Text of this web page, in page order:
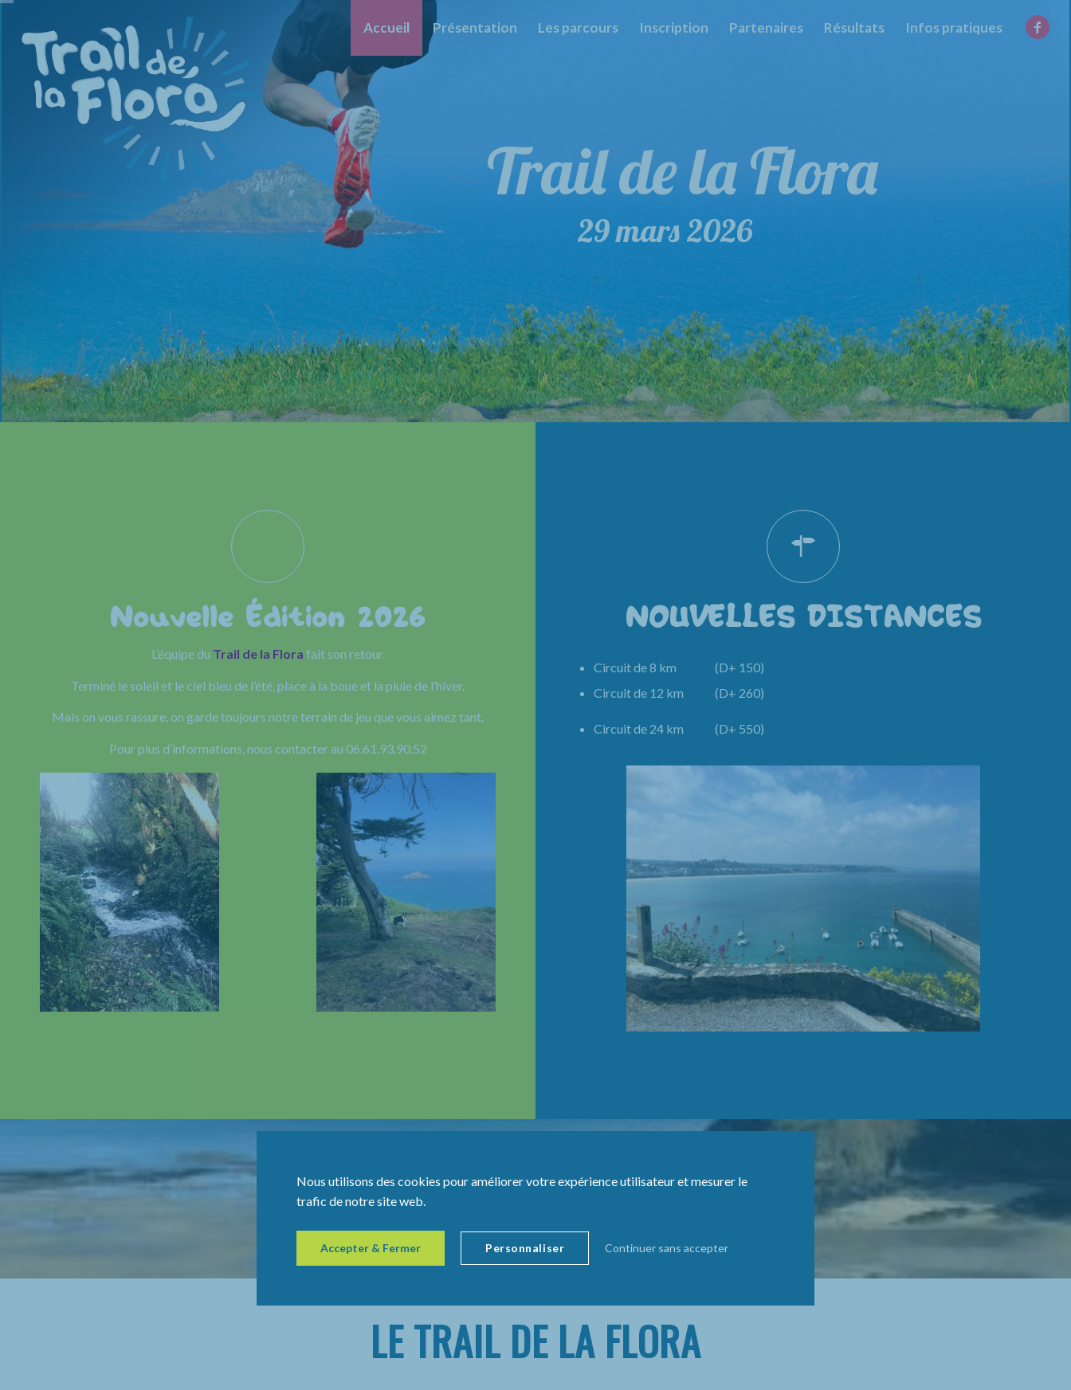
Accueil Présentation Les parcours Inscription Partenaires Résultats Infos pratiques
Trail de la Flora
29 mars 2026
Nouvelle Édition 2026
L’équipe du Trail de la Flora fait son retour.
Terminé le soleil et le ciel bleu de l’été, place à la boue et la pluie de l’hiver.
Mais on vous rassure, on garde toujours notre terrain de jeu que vous aimez tant.
Pour plus d’informations, nous contacter au 06.61.93.90.52
NOUVELLES DISTANCES
Circuit de 8 km (D+ 150)
Circuit de 12 km (D+ 260)
Circuit de 24 km (D+ 550)
LE TRAIL DE LA FLORA
Nous utilisons des cookies pour améliorer votre expérience utilisateur et mesurer le
trafic de notre site web.
Accepter & Fermer Continuer sans accepter
Personnaliser